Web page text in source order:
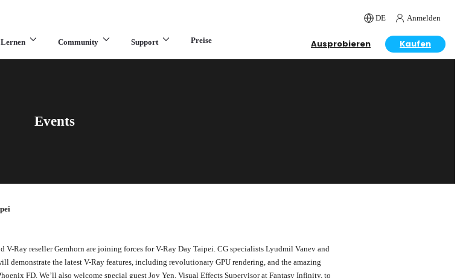
DE Anmelden
Lernen Community Support Preise Ausprobieren Kaufen
Events
V-Ray reseller Gemhorn are joining forces for V-Ray Day Taipei. CG specialists Lyudmil Vanev and
demonstrate the latest V-Ray features, including revolutionary GPU rendering, and the amazing
FD. We’ll also welcome special guest Joy Yen, Visual Effects Supervisor at Fantasy Infinity, to